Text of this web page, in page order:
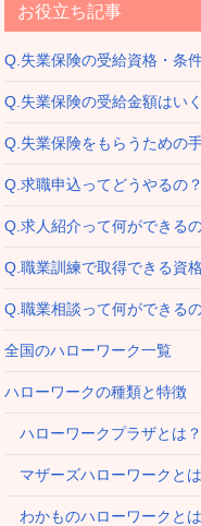
お役立ち記事
Q.失業保険の受給資格・条
Q.失業保険の受給金額はい
Q.失業保険をもらうための
Q.求職申込ってどうやるの？
Q.求人紹介って何ができる
Q.職業訓練で取得できる資
Q.職業相談って何ができる
全国のハローワーク一覧
ハローワークの種類と特徴
ハローワークプラザとは？
マザーズハローワークと
わかものハローワークと